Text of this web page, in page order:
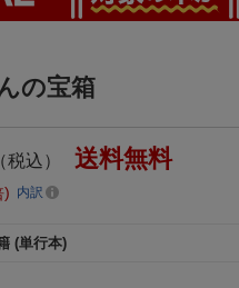
の宝箱
（税込） 送料無料
内訳
(単行本)